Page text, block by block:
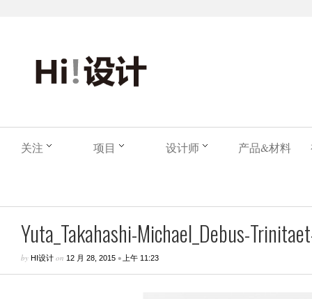
关注 项目 设计师 产品&材料
Yuta_Takahashi-Michael_Debus-
by HI设计 on 12 月 28, 2015 • 上午 11:23